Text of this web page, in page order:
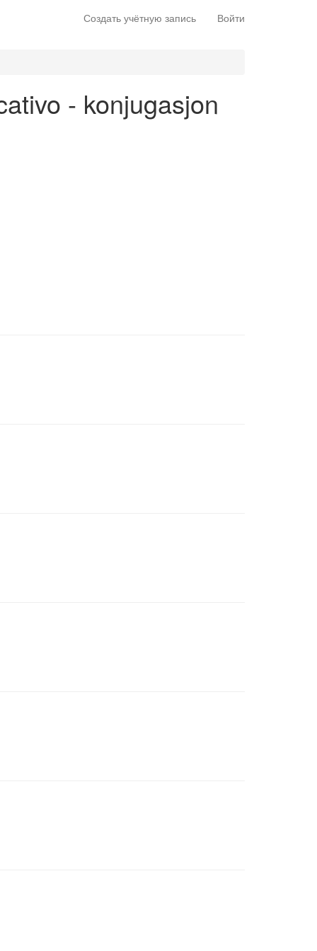
Создать учётную запись Войти
- konjugasjon